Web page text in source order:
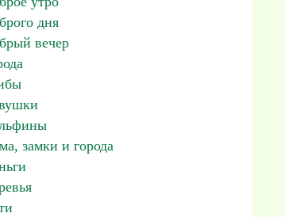
дня
вечер
замки и города